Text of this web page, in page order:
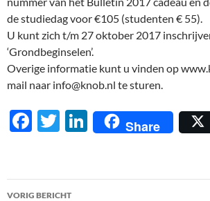
de studiedag voor €105 (studenten € 55).
U kunt zich t/m 27 oktober 2017
‘Grondbeginselen’.
Overige informatie kunt u vinden op
mail naar info@knob.nl te sturen.
F
b
T
er
Li
n
e
Share
Berichtnavigatie
VORIG BERICHT